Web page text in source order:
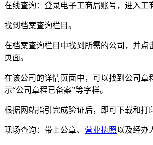
在线查询：登录电子工商局账号，进入工
找到档案查询栏目。
在档案查询栏目中找到所需的公司，并点
页面。
在该公司的详情页面中，可以找到公司章
示“公司章程已备案”等字样。
根据网站指引完成验证后，即可下载和打
现场查询：带上公章、 营业执照以及经办